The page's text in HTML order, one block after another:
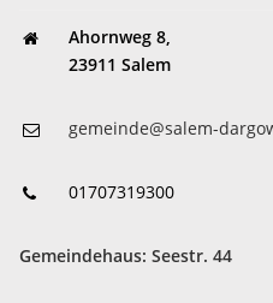
Ahornweg 8,
23911 Salem
gemeinde@salem-
01707319300
Gemeindehaus: Seestr. 44